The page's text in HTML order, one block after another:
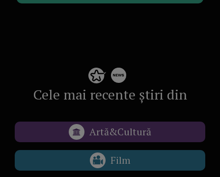
Cele mai recente știri din
Artă&Cultură
Film